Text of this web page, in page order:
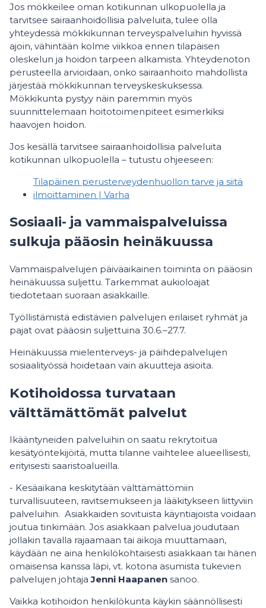
Jos mökkeilee oman kotikunnan ulkopuolella ja
tarvitsee sairaanhoidollisia palveluita, tulee olla
yhteydessä mökkikunnan terveyspalveluihin hyvissä
ajoin, vähintään kolme viikkoa ennen tilapäisen
oleskelun ja hoidon tarpeen alkamista. Yhteydenoton
perusteella arvioidaan, onko sairaanhoito mahdollista
järjestää mökkikunnan terveyskeskuksessa.
Mökkikunta pystyy näin paremmin myös
suunnittelemaan hoitotoimenpiteet esimerkiksi
haavojen hoidon.
Jos kesällä tarvitsee sairaanhoidollisia palveluita
kotikunnan ulkopuolella – tutustu ohjeeseen:
Tilapäinen perusterveydenhuollon tarve ja siitä
ilmoittaminen | Varha
Sosiaali- ja vammaispalveluissa
sulkuja pääosin heinäkuussa
Vammaispalvelujen päiväaikainen toiminta on pääosin
heinäkuussa suljettu. Tarkemmat aukioloajat
tiedotetaan suoraan asiakkaille.
Työllistämistä edistävien palvelujen erilaiset ryhmät ja
pajat ovat pääosin suljettuina 30.6.–27.7.
Heinäkuussa mielenterveys- ja päihdepalvelujen
sosiaalityössä hoidetaan vain akuutteja asioita.
Kotihoidossa turvataan
välttämättömät palvelut
Ikääntyneiden palveluihin on saatu rekrytoitua
kesätyöntekijöitä, mutta tilanne vaihtelee alueellisesti,
erityisesti saaristoalueilla.
- Kesäaikana keskitytään välttämättömiin
turvallisuuteen, ravitsemukseen ja lääkitykseen liittyviin
palveluihin. Asiakkaiden sovituista käyntiajoista voidaan
joutua tinkimään. Jos asiakkaan palvelua joudutaan
jollakin tavalla rajaamaan tai aikoja muuttamaan,
käydään ne aina henkilökohtaisesti asiakkaan tai hänen
omaisensa kanssa läpi, vt. kotona asumista tukevien
palvelujen johtajaJenni Haapanen sanoo.
Vaikka kotihoidon henkilökunta käykin säännöllisesti